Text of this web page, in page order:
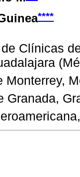
****
Clínicas
Monterrey,
Granada,